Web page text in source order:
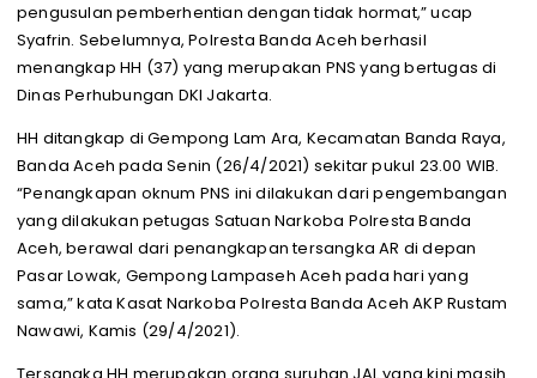
pengusulan pemberhentian dengan tidak hormat,” ucap
Syafrin. Sebelumnya, Polresta Banda Aceh berhasil
menangkap HH (37) yang merupakan PNS yang bertugas di
Dinas Perhubungan DKI Jakarta.
HH ditangkap di Gempong Lam Ara, Kecamatan Banda Raya,
Banda Aceh pada Senin (26/4/2021) sekitar pukul 23.00 WIB.
“Penangkapan oknum PNS ini dilakukan dari pengembangan
yang dilakukan petugas Satuan Narkoba Polresta Banda
Aceh, berawal dari penangkapan tersangka AR di depan
Pasar Lowak, Gempong Lampaseh Aceh pada hari yang
sama,” kata Kasat Narkoba Polresta Banda Aceh AKP Rustam
Nawawi, Kamis (29/4/2021).